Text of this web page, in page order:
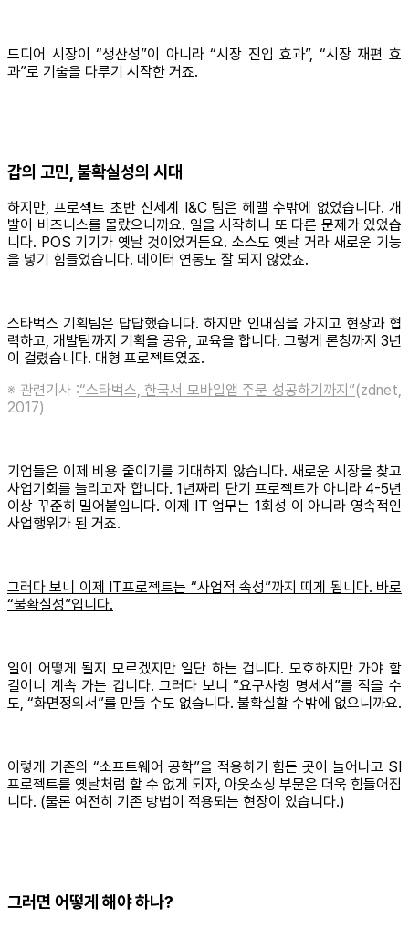
드디어 시장이 “생산성”이 아니라 “시장 진입 효과”, “시장 재편 효
과”로 기술을 다루기 시작한 거죠.
갑의 고민, 불확실성의 시대
하지만, 프로젝트 초반 신세계 I&C 팀은 헤맬 수밖에 없었습니다. 개
발이 비즈니스를 몰랐으니까요. 일을 시작하니 또 다른 문제가 있었습
니다. POS 기기가 옛날 것이었거든요. 소스도 옛날 거라 새로운 기능
을 넣기 힘들었습니다. 데이터 연동도 잘 되지 않았죠.
스타벅스 기획팀은 답답했습니다. 하지만 인내심을 가지고 현장과 협
력하고, 개발팀까지 기획을 공유, 교육을 합니다. 그렇게 론칭까지 3년
이 걸렸습니다. 대형 프로젝트였죠.
※ 관련기사 :“스타벅스, 한국서 모바일앱 주문 성공하기까지”(zdnet,
2017)
기업들은 이제 비용 줄이기를 기대하지 않습니다. 새로운 시장을 찾고
사업기회를 늘리고자 합니다. 1년짜리 단기 프로젝트가 아니라 4-5년
이상 꾸준히 밀어붙입니다. 이제 IT 업무는 1회성 이 아니라 영속적인
사업행위가 된 거죠.
그러다 보니 이제 IT프로젝트는 “사업적 속성”까지 띠게 됩니다. 바로
“불확실성”입니다.
일이 어떻게 될지 모르겠지만 일단 하는 겁니다. 모호하지만 가야 할
길이니 계속 가는 겁니다. 그러다 보니 “요구사항 명세서”를 적을 수
도, “화면정의서”를 만들 수도 없습니다. 불확실할 수밖에 없으니까요.
이렇게 기존의 “소프트웨어 공학”을 적용하기 힘든 곳이 늘어나고 SI
프로젝트를 옛날처럼 할 수 없게 되자, 아웃소싱 부문은 더욱 힘들어집
니다. (물론 여전히 기존 방법이 적용되는 현장이 있습니다.)
그러면 어떻게 해야 하나?